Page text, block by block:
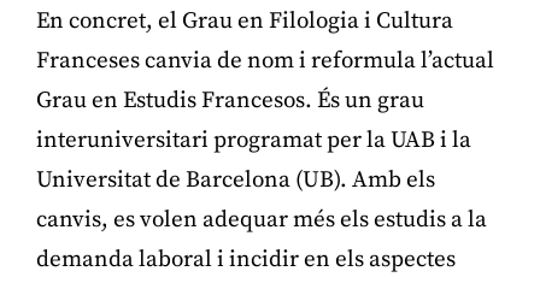
En concret, el Grau en Filologia i Cultura
Franceses canvia de nom i reformula l’actual
Grau en Estudis Francesos. És un grau
interuniversitari programat per la UAB i la
Universitat de Barcelona (UB). Amb els
canvis, es volen adequar més els estudis a la
demanda laboral i incidir en els aspectes